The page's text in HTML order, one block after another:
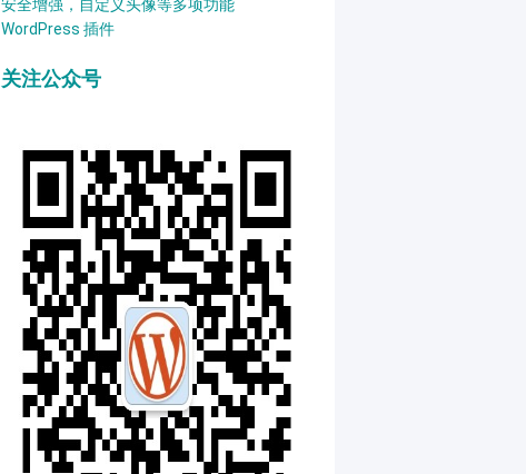
安全增强，自定义头像等多项功能
WordPress 插件
关注公众号